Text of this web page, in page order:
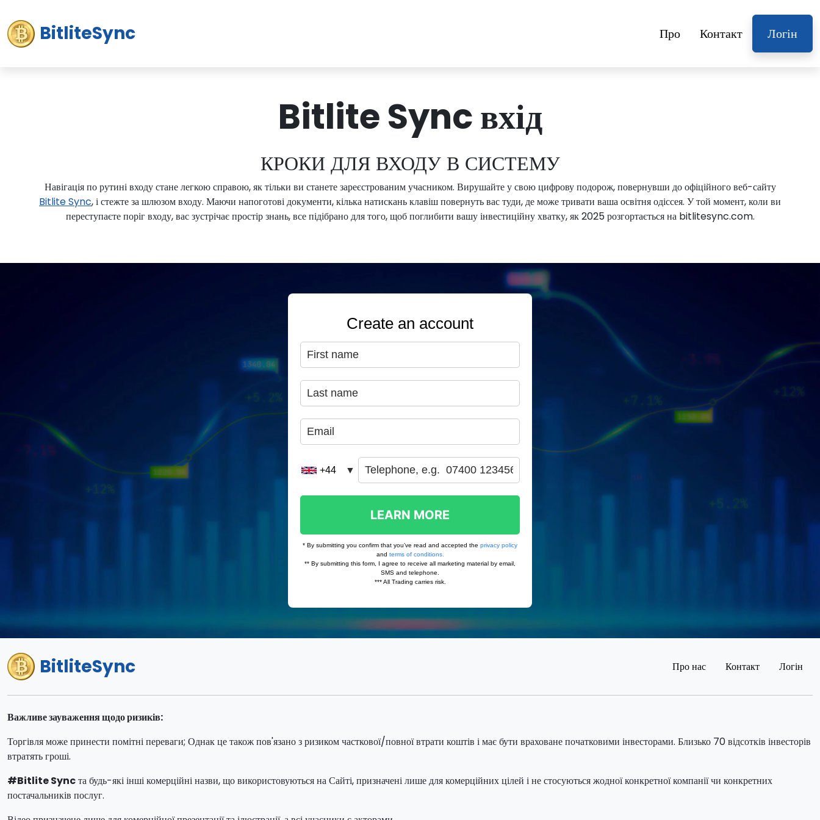
BitliteSync Про Контакт Логін
Bitlite Sync вхід
КРОКИ ДЛЯ ВХОДУ В СИСТЕМУ
Навігація по рутині входу стане легкою справою, як тільки ви станете зареєстрованим учасником. Вирушайте у свою цифрову подорож, повернувши до офіційного веб-сайту
Bitlite Sync, і стежте за шлюзом входу. Маючи напоготові документи, кілька натискань клавіш повернуть вас туди, де може тривати ваша освітня одіссея. У той момент, коли ви
переступаєте поріг входу, вас зустрічає простір знань, все підібрано для того, щоб поглибити вашу інвестиційну хватку, як 2025 розгортається на bitlitesync.com.
BitliteSync Про нас Контакт Логін
Важливе зауваження щодо ризиків:
Торгівля може принести помітні переваги; Однак це також пов'язано з ризиком часткової/повної втрати коштів і має бути враховане початковими інвесторами. Близько 70 відсотків інвесторів
втратять гроші.
#Bitlite Syncта будь-які інші комерційні назви, що використовуються на Сайті, призначені лише для комерційних цілей і не стосуються жодної конкретної компанії чи конкретних
постачальників послуг.